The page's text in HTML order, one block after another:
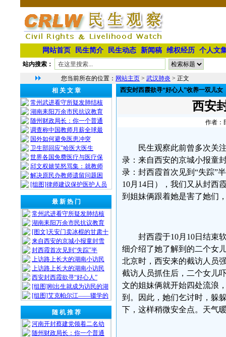
网站首页 民生简介 民生动态 新闻稿 维权经历 个人文
站内搜索：
您当前所在的位置： 网站主页 > 武汉肺炎 > 正文
相 关 文 章
常州武进看守所疑发肺结核
湖南耒阳万余市民抗议教育
随州财政局长：你一个普通
调查称中国教师月薪全球最
国外如何避免医患冲突
卫生部回应"哈医大医生
世界各国免费医疗与医疗保
邱文权嬉笑怒骂集：就教师
解决原民办教师遗留问题困
[组图]律师建议保护医护人员
最 新 热 门
常州武进看守所疑发肺结核
湖南耒阳万余市民抗议教育
[图文]天安门卖冰棍的甘肃十
来自西安的京城小报童封雪
封西霞首次见到“失踪”半
上访路上长大的湖南小访民
上访路上长大的湖南小访民
西安封西霞欲寻“好心人”
[组图]刚出生就成为访民的湖
[组图]艾克帕尔江——辍学的
随 机 推 荐
河南开封蔡建党领着二名幼
随州财政局长：你一个普通
西安封西霞欲寻“好心人”收养一双儿女
西安
作者：
民生观察此前曾多次关
录：来自西安的京城小报童
录：封西霞首次见到“失踪”
10月14日），我们又从封西
到姐妹俩跟着她是害了她们
封西霞于10月10日结束
细介绍了她了解到的二个女
北京时，西安来的截访人员
截访人员抓住后，二个女儿
文的姐妹俩就开始四处流浪
到。因此，她们乞讨时，躲
下，这样稍微安全点。天气